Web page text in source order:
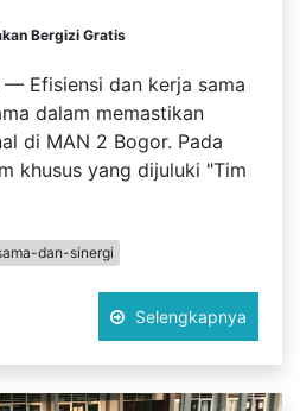
Bergizi Gratis
Efisiensi dan kerja sama
dalam memastikan
di MAN 2 Bogor. Pada
khusus yang dijuluki "Tim
dan-sinergi
Selengkapnya